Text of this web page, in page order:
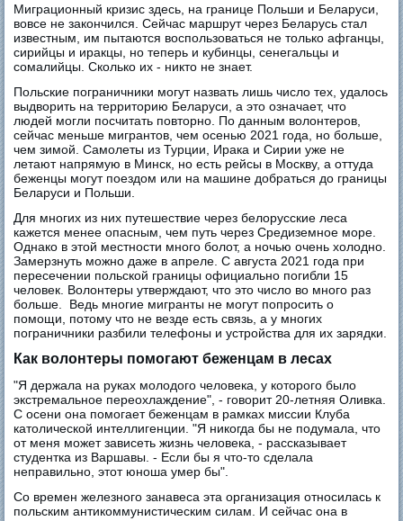
Миграционный кризис здесь, на границе Польши и Беларуси,
вовсе не закончился. Сейчас маршрут через Беларусь стал
известным, им пытаются воспользоваться не только афганцы,
сирийцы и иракцы, но теперь и кубинцы, сенегальцы и
сомалийцы. Сколько их - никто не знает.
Польские пограничники могут назвать лишь число тех, удалось
выдворить на территорию Беларуси, а это означает, что
людей могли посчитать повторно. По данным волонтеров,
сейчас меньше мигрантов, чем осенью 2021 года, но больше,
чем зимой. Самолеты из Турции, Ирака и Сирии уже не
летают напрямую в Минск, но есть рейсы в Москву, а оттуда
беженцы могут поездом или на машине добраться до границы
Беларуси и Польши.
Для многих из них путешествие через белорусские леса
кажется менее опасным, чем путь через Средиземное море.
Однако в этой местности много болот, а ночью очень холодно.
Замерзнуть можно даже в апреле. С августа 2021 года при
пересечении польской границы официально погибли 15
человек. Волонтеры утверждают, что это число во много раз
больше. Ведь многие мигранты не могут попросить о
помощи, потому что не везде есть связь, а у многих
пограничники разбили телефоны и устройства для их зарядки.
Как волонтеры помогают беженцам в лесах
"Я держала на руках молодого человека, у которого было
экстремальное переохлаждение", - говорит 20-летняя Оливка.
С осени она помогает беженцам в рамках миссии Клуба
католической интеллигенции. "Я никогда бы не подумала, что
от меня может зависеть жизнь человека, - рассказывает
студентка из Варшавы. - Если бы я что-то сделала
неправильно, этот юноша умер бы".
Со времен железного занавеса эта организация относилась к
польским антикоммунистическим силам. И сейчас она в